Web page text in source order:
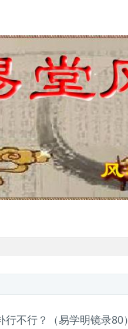
不行？（易学明镜录80）